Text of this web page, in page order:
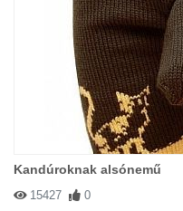
Kandúroknak alsónemű
15427 0